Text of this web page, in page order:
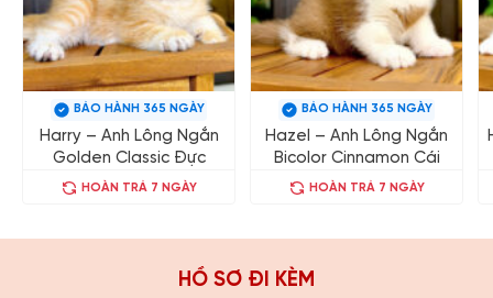
BẢO HÀNH 365 NGÀY
Harry – Anh Lông Ngắn
Golden Classic Đực
HOÀN TRẢ 7 NGÀY
BẢO HÀNH 365 NGÀY
Hazel – Anh Lông Ngắn
Bicolor Cinnamon Cái
HOÀN TRẢ 7 NGÀY
HỒ SƠ ĐI KÈM